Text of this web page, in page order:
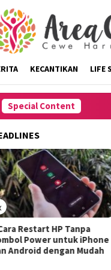
KECANTIKAN LIFE
Special Content
HP Tanpa
untuk iPhone
Mudah
10
di HP,
Aplikasi